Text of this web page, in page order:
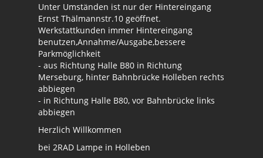
Unter Umständen ist nur der Hintereingang
Ernst Thälmannstr.10 geöffnet.
Werkstattkunden immer Hintereingang
benutzen,Annahme/Ausgabe,bessere
Parkmöglichkeit
- aus Richtung Halle B80 in Richtung
Merseburg, hinter Bahnbrücke Holleben rechts
abbiegen
- in Richtung Halle B80, vor Bahnbrücke links
abbiegen
Herzlich Willkommen
bei 2RAD Lampe in Holleben